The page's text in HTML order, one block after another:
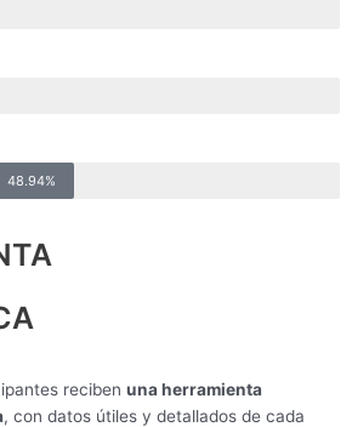
48.94%
reciben una herramienta
, con datos útiles y detallados de cada